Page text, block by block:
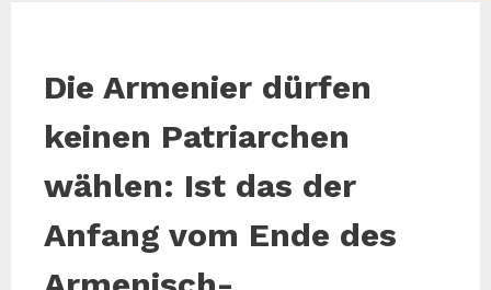
Die Armenier dürfen
keinen Patriarchen
wählen: Ist das der
Anfang vom Ende des